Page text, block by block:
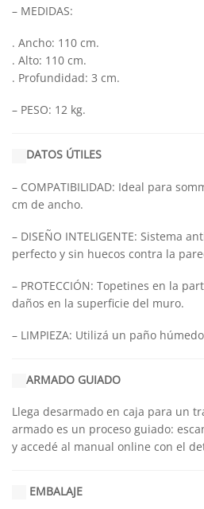
– MEDIDAS:
. Ancho: 110 cm.
. Alto: 110 cm.
. Profundidad: 3 cm.
– PESO: 12 kg.
DATOS ÚTILES
– COMPATIBILIDAD: Ideal para
cm de ancho.
– DISEÑO INTELIGENTE: Sistema
perfecto y sin huecos contra la
– PROTECCIÓN: Topetines en la
daños en la superficie del muro.
– LIMPIEZA: Utilizá un paño
ARMADO GUIADO
Llega desarmado en caja para un
armado es un proceso guiado:
y accedé al manual online con el
EMBALAJE